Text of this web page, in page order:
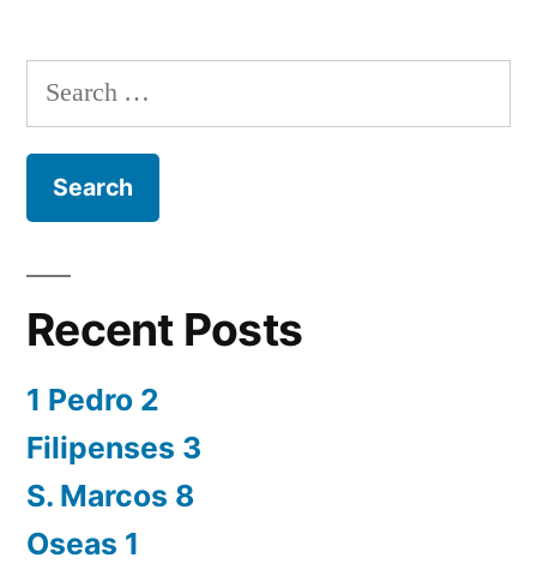
Search
for:
Recent Posts
1 Pedro 2
Filipenses 3
S. Marcos 8
Oseas 1